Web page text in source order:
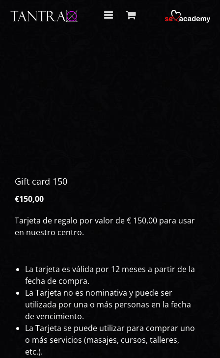
Gift card 150
€150,00
Tarjeta de regalo por valor de € 150,00 para usar
en nuestro centro.
La tarjeta es válida por 12 meses a partir de la
fecha de compra.
La Tarjeta no es nominativa y puede ser
utilizada por una o más personas en la fecha
de vencimiento.
La Tarjeta se puede utilizar para comprar uno
o más servicios (masajes, cursos, talleres,
etc.).